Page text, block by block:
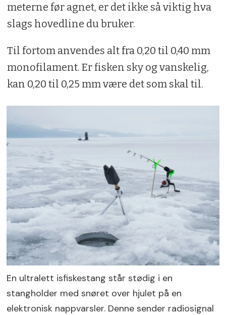
meterne før agnet, er det ikke så viktig hva
slags hovedline du bruker.
Til fortom anvendes alt fra 0,20 til 0,40 mm
monofilament. Er fisken sky og vanskelig,
kan 0,20 til 0,25 mm være det som skal til.
En ultralett isfiskestang står stødig i en
stangholder med snøret over hjulet på en
elektronisk nappvarsler. Denne sender radiosignal